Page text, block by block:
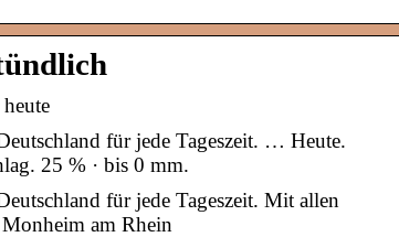
für jede Tageszeit. … Heute.
25 % · bis 0 mm.
für jede Tageszeit. Mit allen
am Rhein